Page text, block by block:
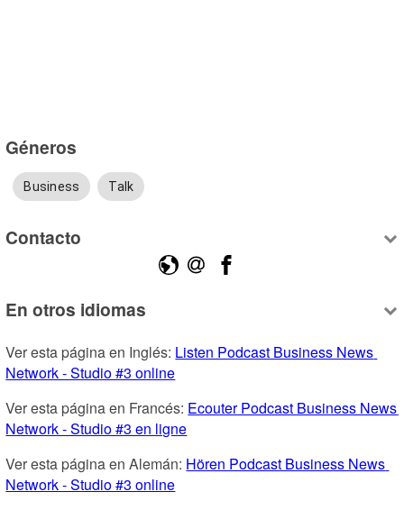
Géneros
Business Talk
Contacto
En otros idiomas
Ver esta página en Inglés: Listen Podcast Business News
Network - Studio #3 online
Ver esta página en Francés: Ecouter Podcast Business News
Network - Studio #3 en ligne
Ver esta página en Alemán: Hören Podcast Business News
Network - Studio #3 online